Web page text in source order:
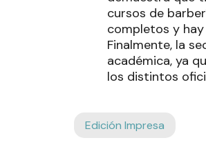
cursos de
completos y hay
Finalmente, la
académica, ya
los distintos
Edición Impresa